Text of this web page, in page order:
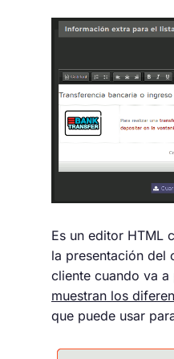
Es un editor HTML
la presentación del
cliente cuando va a
muestran los
que puede usar